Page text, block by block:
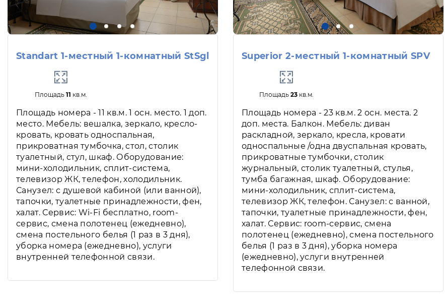
Standart 1-местный 1-комнатный StSgl
Площадь 11 кв.м.
Площадь номера - 11 кв.м. 1 осн. место. 1 доп.
место. Мебель: вешалка, зеркало, кресло-
кровать, кровать односпальная,
прикроватная тумбочка, стол, столик
туалетный, стул, шкаф. Оборудование:
мини-холодильник, сплит-система,
телевизор ЖК, телефон, холодильник.
Санузел: с душевой кабиной (или ванной),
тапочки, туалетные принадлежности, фен,
халат. Сервис: Wi-Fi бесплатно, room-
сервис, смена полотенец (ежедневно),
смена постельного белья (1 раз в 3 дня),
уборка номера (ежедневно), услуги
внутренней телефонной связи.
Superior 2-местный 1-комнатный SPV
Площадь 23кв.м.
Площадь номера - 23 кв.м. 2 осн. места. 2
доп. места. Балкон. Мебель: диван
раскладной, зеркало, кресла, кровати
односпальные /одна двуспальная кровать,
прикроватные тумбочки, столик
журнальный, столик туалетный, стулья,
тумба багажная, шкаф. Оборудование:
мини-холодильник, сплит-система,
телевизор ЖК, телефон. Санузел: с ванной,
тапочки, туалетные принадлежности, фен,
халат. Сервис: room-сервис, смена
полотенец (ежедневно), смена постельного
белья (1 раз в 3 дня), уборка номера
(ежедневно), услуги внутренней
телефонной связи.